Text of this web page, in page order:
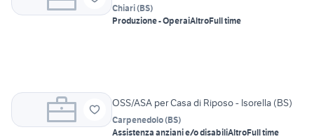
Chiari(BS)
Produzione - OperaiAltroFull time
OSS/ASA per Casa di Riposo - Isorella (BS)
Carpenedolo(BS)
Assistenza anziani e/o disabiliAltroFull time